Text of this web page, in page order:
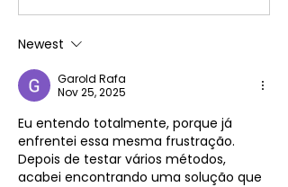
Newest
Garold Rafa
Nov 25, 2025
Eu entendo totalmente, porque já
enfrentei essa mesma frustração.
Depois de testar vários métodos,
acabei encontrando uma solução que